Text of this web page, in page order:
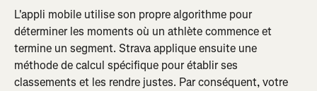
L'appli mobile utilise son propre algorithme pour
déterminer les moments où un athlète commence et
termine un segment. Strava applique ensuite une
méthode de calcul spécifique pour établir ses
classements et les rendre justes. Par conséquent, votre